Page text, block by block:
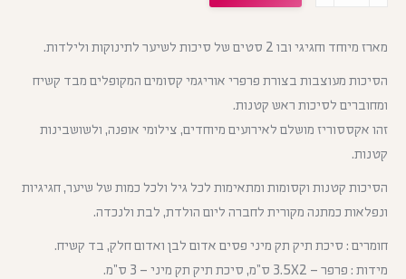
מארז מיוחד וחגיגי ובו 2 סטים של סיכות לשיער לתינוקות ולילדות.
הסיכות מעוצבות בצורת פרפרי אוריגמי קסומים המקופלים מבד קשיח
ומחוברים לסיכות ראש קטנות.
זהו אקססוריז מושלם לאירועים מיוחדים, צילומי אופנה, ולשושבינות
קטנות.
הסיכות קטנות וקסומות ומתאימות לכל גיל ולכל כמות של שיער, חגיגיות
ונפלאות כמתנה מקורית לחברה ליום הולדת, לבת ולנכדה.
חומרים : סיכת תיק תק מיני פסים אדום לבן ואדום חלק, בד קשיח.
מידות : פרפר – 3.5X2 ס”מ, סיכת תיק תק מיני – 3 ס”מ.